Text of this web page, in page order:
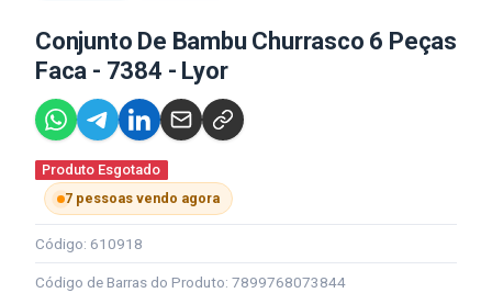
Conjunto De Bambu Churrasco 6 Peças
Faca - 7384 - Lyor
Produto Esgotado
7 pessoas vendo agora
Código: 610918
Código de Barras do Produto: 7899768073844